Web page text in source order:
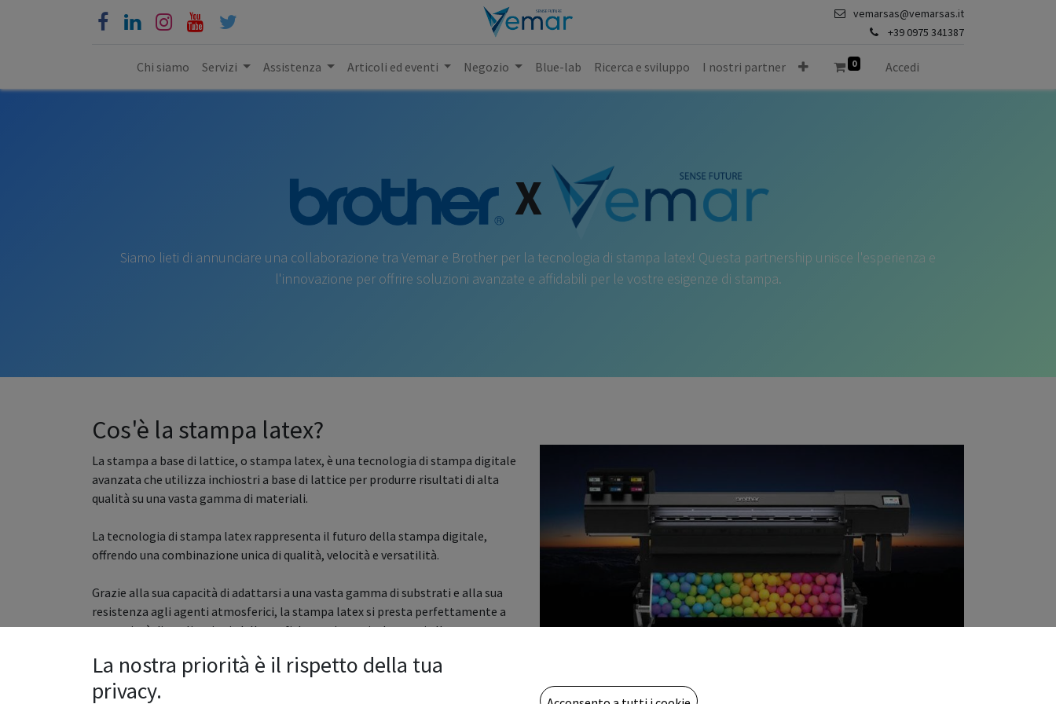
vemarsas@vemarsas.it
+39 0975 341387
Chi siamo Servizi Assistenza Articoli ed eventi Negozio Blue-lab Ricerca e sviluppo I nostri partner 0 Accedi
X
Siamo lieti di annunciare una collaborazione tra Vemar e Brother per la tecnologia di stampa latex! Questa partnership unisce l'esperienza e
l'innovazione per offrire soluzioni avanzate e affidabili per le vostre esigenze di stampa.
Cos'è la stampa latex?
La stampa a base di lattice, o stampa latex, è una tecnologia di stampa digitale
avanzata che utilizza inchiostri a base di lattice per produrre risultati di alta
qualità su una vasta gamma di materiali.
La tecnologia di stampa latex rappresenta il futuro della stampa digitale,
offrendo una combinazione unica di qualità, velocità e versatilità.
Grazie alla sua capacità di adattarsi a una vasta gamma di substrati e alla sua
resistenza agli agenti atmosferici, la stampa latex si presta perfettamente a
una varietà di applicazioni, dalle grafiche per interni ed esterni alla
La nostra priorità è il rispetto della tua
privacy.